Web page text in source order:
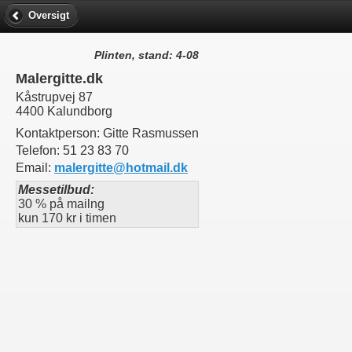
Oversigt
Plinten, stand: 4-08
Malergitte.dk
Kåstrupvej 87
4400 Kalundborg
Kontaktperson: Gitte Rasmussen
Telefon: 51 23 83 70
Email: malergitte@hotmail.dk
Messetilbud:
30 % på mailng
kun 170 kr i timen